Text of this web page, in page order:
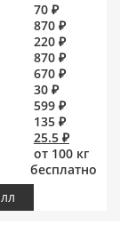
70 ₽
870 ₽
220 ₽
870 ₽
670 ₽
30 ₽
599 ₽
135 ₽
25.5 ₽
от 100 кг
бесплатно